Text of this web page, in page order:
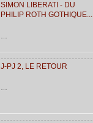
SIMON LIBERATI - DU
PHILIP ROTH GOTHIQUE...
J-PJ 2, LE RETOUR